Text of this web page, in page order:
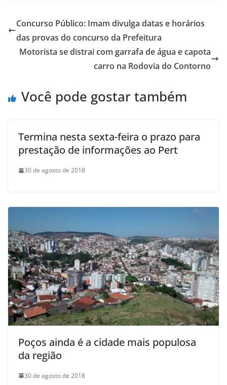
Concurso Público: Imam divulga datas e horários
das provas do concurso da Prefeitura
Motorista se distrai com garrafa de água e capota
carro na Rodovia do Contorno
Você pode gostar também
Termina nesta sexta-feira o prazo para
prestação de informações ao Pert
30 de agosto de 2018
Poços ainda é a cidade mais populosa
da região
30 de agosto de 2018